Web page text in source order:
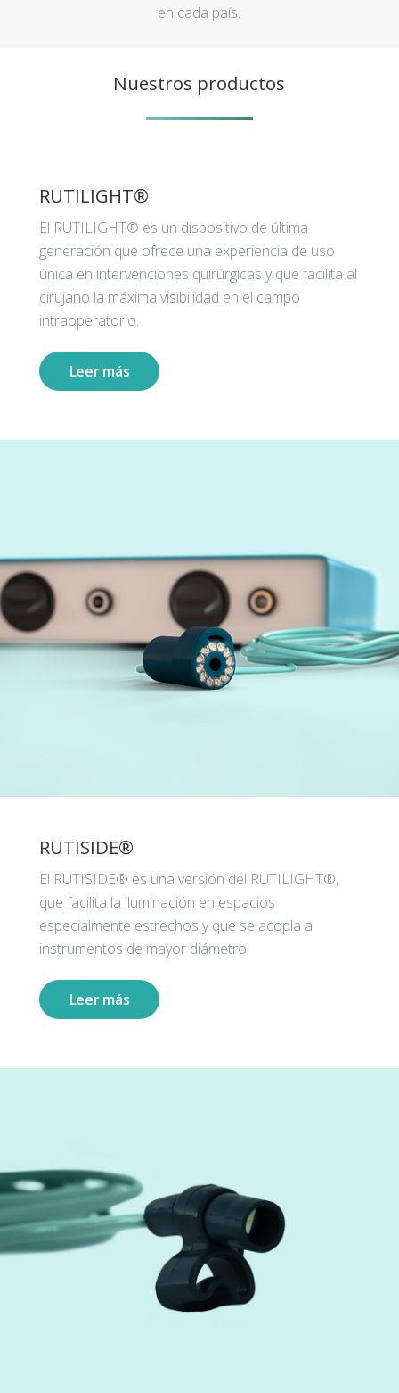
en cada país.
Nuestros productos
RUTILIGHT®
El RUTILIGHT® es un dispositivo de última
generación que ofrece una experiencia de uso
única en intervenciones quirúrgicas y que facilita al
cirujano la máxima visibilidad en el campo
intraoperatorio.
Leer más
RUTISIDE®
El RUTISIDE® es una versión del RUTILIGHT®,
que facilita la iluminación en espacios
especialmente estrechos y que se acopla a
instrumentos de mayor diámetro.
Leer más